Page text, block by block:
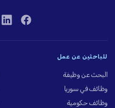
للباحثين عن عمل
البحث عن وظيفة
وظائف في سوريا
وظائف حكومية